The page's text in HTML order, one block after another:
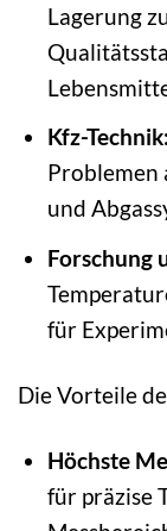
Lagerung
Kfz-Technik:
Problemen
und
Forschung
für
Die Vorteile
Höchste
für präzise